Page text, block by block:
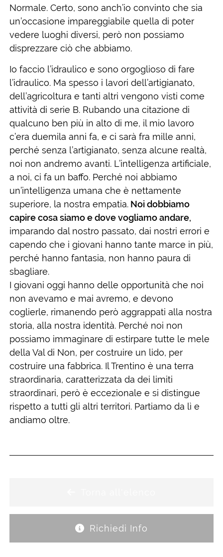
Normale. Certo, sono anch’io convinto che sia
un’occasione impareggiabile quella di poter
vedere luoghi diversi, però non possiamo
disprezzare ciò che abbiamo.
Io faccio l’idraulico e sono orgoglioso di fare
l’idraulico. Ma spesso i lavori dell’artigianato,
dell’agricoltura e tanti altri vengono visti come
attività di serie B. Rubando una citazione di
qualcuno ben più in alto di me, il mio lavoro
c’era duemila anni fa, e ci sarà fra mille anni,
perché senza l’artigianato, senza alcune realtà,
noi non andremo avanti. L’intelligenza artificiale,
a noi, ci fa un baffo. Perché noi abbiamo
un’intelligenza umana che è nettamente
superiore, la nostra empatia.Noi dobbiamo
capire cosa siamo e dove vogliamo andare,
imparando dal nostro passato, dai nostri errori e
capendo che i giovani hanno tante marce in più,
perché hanno fantasia, non hanno paura di
sbagliare.
I giovani oggi hanno delle opportunità che noi
non avevamo e mai avremo, e devono
coglierle, rimanendo però aggrappati alla nostra
storia, alla nostra identità. Perché noi non
possiamo immaginare di estirpare tutte le mele
della Val di Non, per costruire un lido, per
costruire una fabbrica. Il Trentino è una terra
straordinaria, caratterizzata da dei limiti
straordinari, però è eccezionale e si distingue
rispetto a tutti gli altri territori. Partiamo da lì e
andiamo oltre.
Richiedi Info